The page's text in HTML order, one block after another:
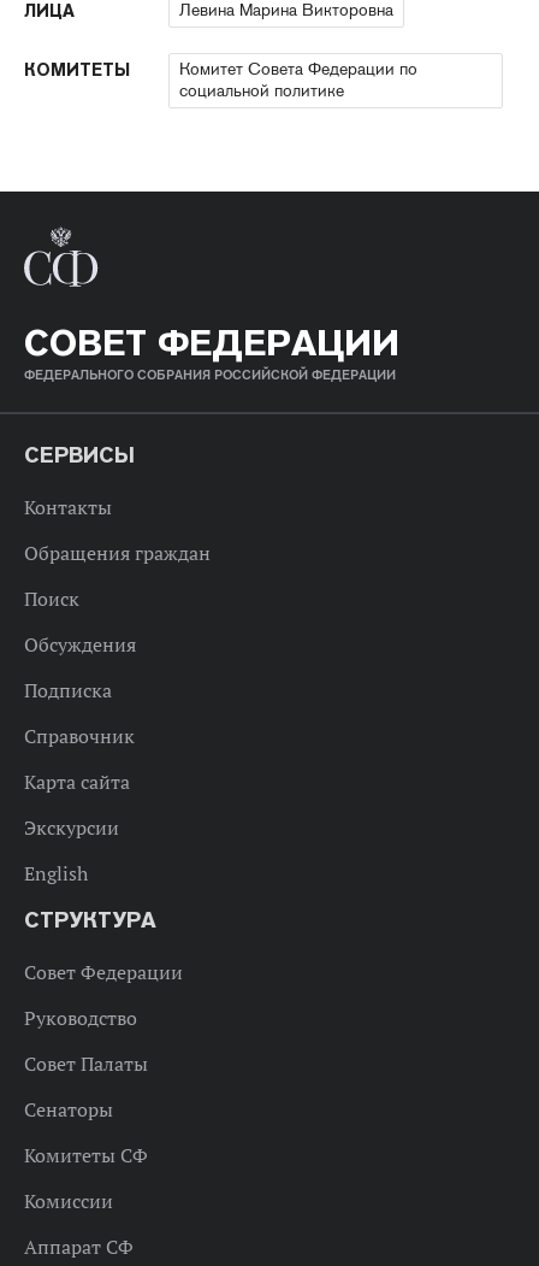
ЛИЦА Левина Марина Викторовна
КОМИТЕТЫ
Комитет Совета Федерации по
социальной политике
СОВЕТ ФЕДЕРАЦИИ
ФЕДЕРАЛЬНОГО СОБРАНИЯ РОССИЙСКОЙ ФЕДЕРАЦИИ
СЕРВИСЫ
Контакты
Обращения граждан
Поиск
Обсуждения
Подписка
Справочник
Карта сайта
Экскурсии
English
СТРУКТУРА
Совет Федерации
Руководство
Совет Палаты
Сенаторы
Комитеты СФ
Комиссии
Аппарат СФ